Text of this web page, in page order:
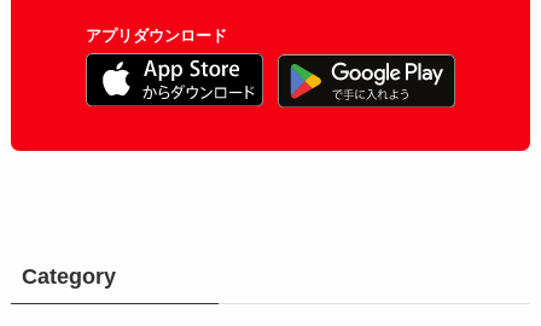
アプリダウンロード
Category